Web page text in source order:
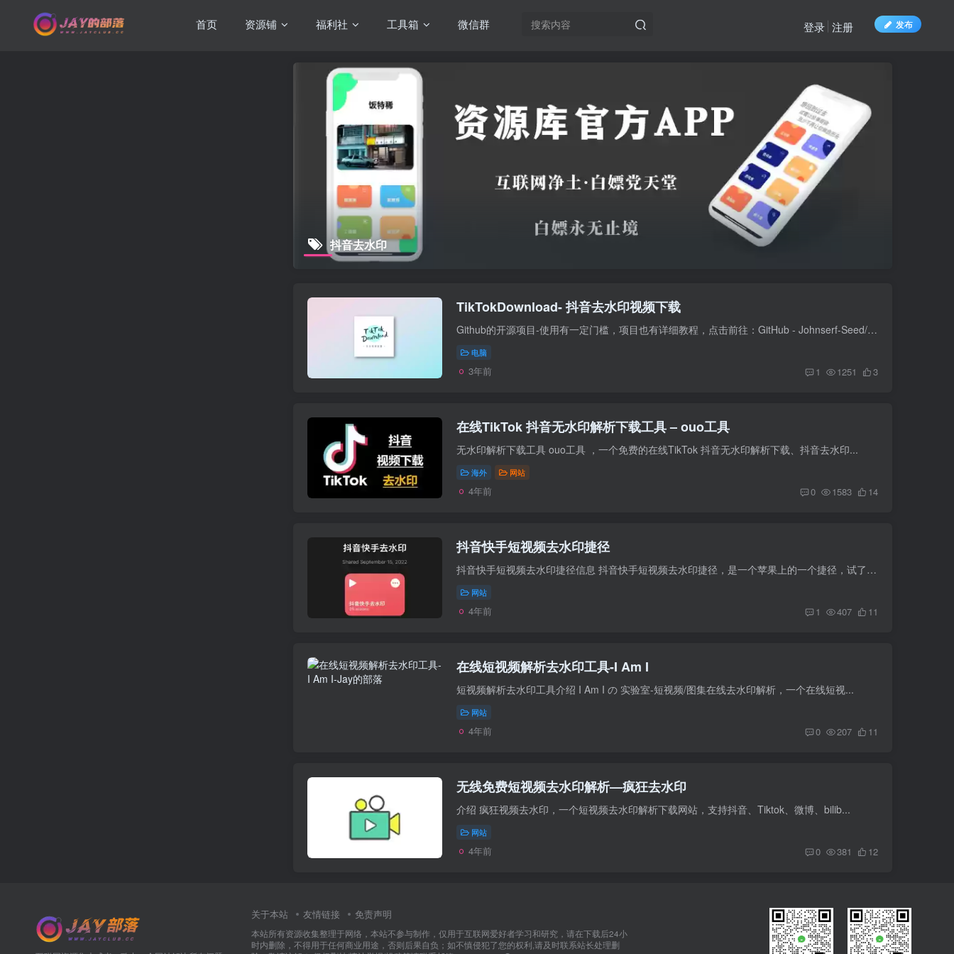
首页 资源铺 福利社 工具箱 微信群 发布
登录 注册
抖音去水印
TikTokDownload- 抖音去水印视频下载
Github的开源项目-使用有一定门槛，项目也有详细教程，点击前往：GitHub - Johnserf-Seed/TikTokDownload: 抖音去水印批量下载用户主页作品、喜欢、图文、音频
电脑
3年前 1 1251 3
在线TikTok 抖音无水印解析下载工具 – ouo工具
无水印解析下载工具 ouo工具 ，一个免费的在线TikTok 抖音无水印解析下载、抖音去水印...
海外 网站
4年前 0 1583 14
抖音快手短视频去水印捷径
抖音快手短视频去水印捷径信息 抖音快手短视频去水印捷径，是一个苹果上的一个捷径，试了一下，有...
网站
4年前 1 407 11
在线短视频解析去水印工具-I Am I
短视频解析去水印工具介绍 I Am I の 实验室-短视频/图集在线去水印解析，一个在线短视...
网站
4年前 0 207 11
无线免费短视频去水印解析—疯狂去水印
介绍 疯狂视频去水印，一个短视频去水印解析下载网站，支持抖音、Tiktok、微博、bilib...
网站
4年前 0 381 12
关于本站 友情链接 免责声明
本站所有资源收集整理于网络，本站不参与制作，仅用于互联网爱好者学习和研究，请在下载后24小
时内删除，不得用于任何商业用途，否则后果自负；如不慎侵犯了您的权利,请及时联系站长处理删